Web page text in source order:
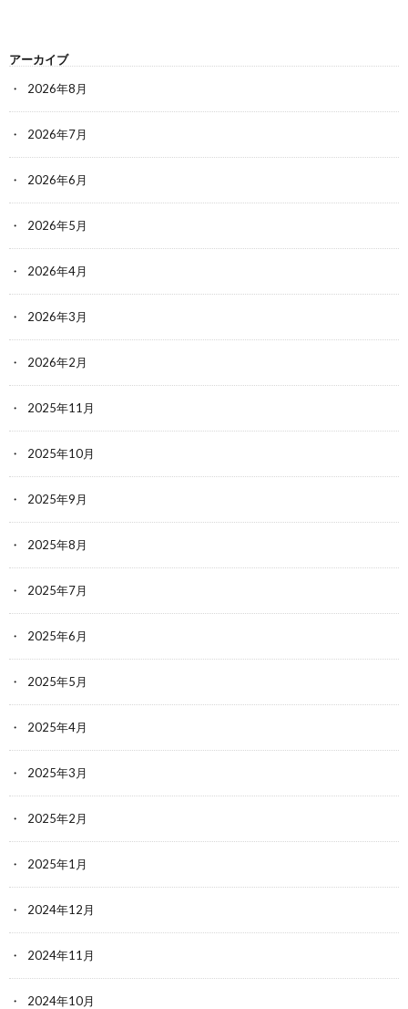
アーカイブ
2026年8月
2026年7月
2026年6月
2026年5月
2026年4月
2026年3月
2026年2月
2025年11月
2025年10月
2025年9月
2025年8月
2025年7月
2025年6月
2025年5月
2025年4月
2025年3月
2025年2月
2025年1月
2024年12月
2024年11月
2024年10月